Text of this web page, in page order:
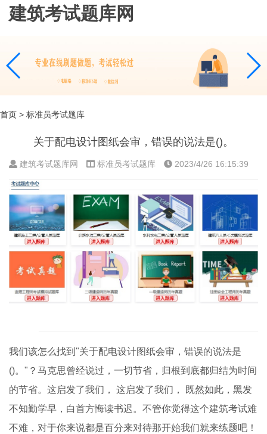
建筑考试题库网
首页 > 标准员考试题库
关于配电设计图纸会审，错误的说法是()。
建筑考试题库网 标准员考试题库 2023/4/26 16:15:39
我们该怎么找到"关于配电设计图纸会审，错误的说法是
()。"？马克思曾经说过，一切节省，归根到底都归结为时间
的节省。这启发了我们， 这启发了我们， 既然如此，黑发
不知勤学早，白首方悔读书迟。不管你觉得这个建筑考试难
不难，对于你来说都是百分来对待那开始我们就来练题吧！